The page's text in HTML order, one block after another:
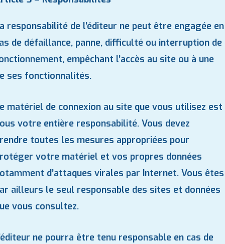
responsabilité de l’éditeur ne peut être engagée en
de défaillance, panne, difficulté ou interruption de
empêchant l’accès au site ou à une
ses fonctionnalités.
matériel de connexion au site que vous utilisez est
votre entière responsabilité. Vous devez
toutes les mesures appropriées pour
votre matériel et vos propres données
d’attaques virales par Internet. Vous êtes
ailleurs le seul responsable des sites et données
vous consultez.
ne pourra être tenu responsable en cas de